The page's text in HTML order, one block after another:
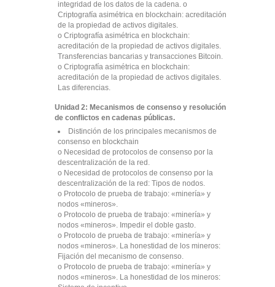
integridad de los datos de la cadena. o
Criptografía asimétrica en blockchain: acreditación
de la propiedad de activos digitales.
o Criptografía asimétrica en blockchain:
acreditación de la propiedad de activos digitales.
Transferencias bancarias y transacciones Bitcoin.
o Criptografía asimétrica en blockchain:
acreditación de la propiedad de activos digitales.
Las diferencias.
Unidad 2: Mecanismos de consenso y resolución
de conflictos en cadenas públicas.
Distinción de los principales mecanismos de
consenso en blockchain
o Necesidad de protocolos de consenso por la
descentralización de la red.
o Necesidad de protocolos de consenso por la
descentralización de la red: Tipos de nodos.
o Protocolo de prueba de trabajo: «minería» y
nodos «mineros».
o Protocolo de prueba de trabajo: «minería» y
nodos «mineros». Impedir el doble gasto.
o Protocolo de prueba de trabajo: «minería» y
nodos «mineros». La honestidad de los mineros:
Fijación del mecanismo de consenso.
o Protocolo de prueba de trabajo: «minería» y
nodos «mineros». La honestidad de los mineros: